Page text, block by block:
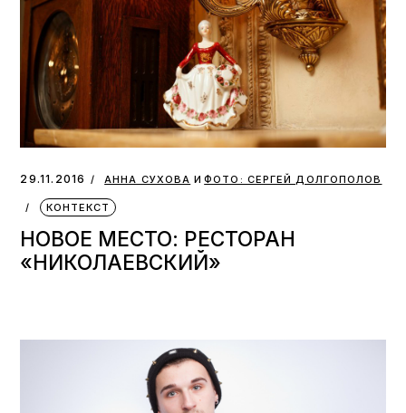
29.11.2016 АННА СУХОВА иФОТО: СЕРГЕЙ ДОЛГОПОЛОВ
КОНТЕКСТ
НОВОЕ МЕСТО: РЕСТОРАН
«НИКОЛАЕВСКИЙ»